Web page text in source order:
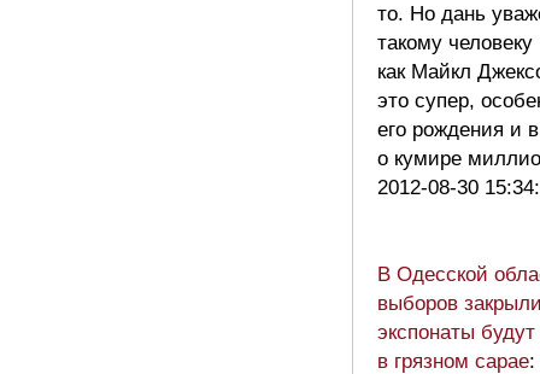
то. Но дань
такому человеку
как Майкл
это супер,
его рождения и
о кумире
2012-08-30
В Одесской
выборов
экспонаты
в грязном сарае: